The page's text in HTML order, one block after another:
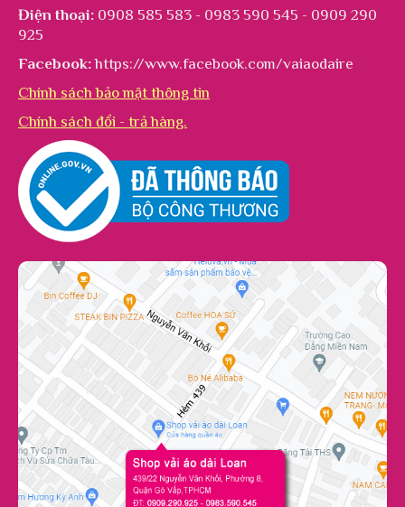
Điện thoại: 0908 585 583 - 0983 590 545 - 0909 290
925
Facebook: https://www.facebook.com/vaiaodaire
Chính sách bảo mật thông tin
Chính sách đổi - trả hàng.